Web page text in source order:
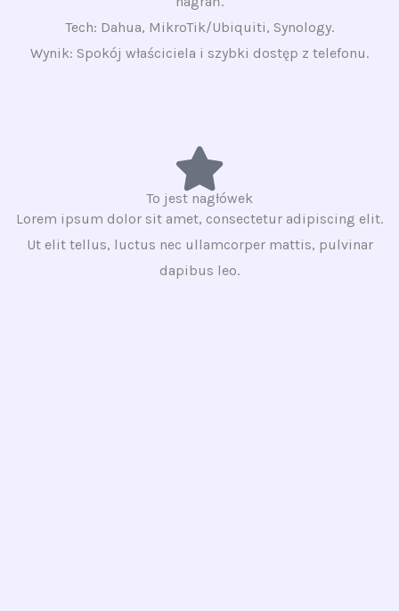
Tech: Dahua, MikroTik/Ubiquiti, Synology.
Wynik: Spokój właściciela i szybki dostęp z telefonu.
To jest nagłówek
Lorem ipsum dolor sit amet, consectetur adipiscing elit.
Ut elit tellus, luctus nec ullamcorper mattis, pulvinar
dapibus leo.